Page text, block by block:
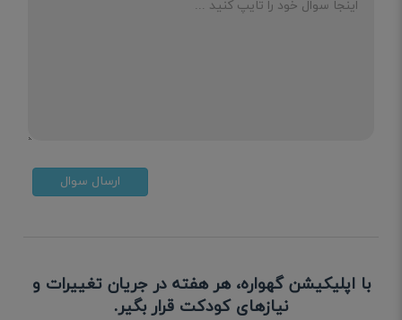
ارسال سوال
با اپلیکیشن گهواره، هر هفته در جریان تغییرات و
نیازهای کودکت قرار بگیر.